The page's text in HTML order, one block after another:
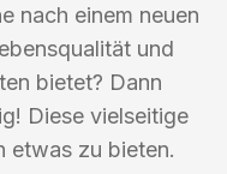
nach einem neuen
und
bietet? Dann
Diese vielseitige
etwas zu bieten.